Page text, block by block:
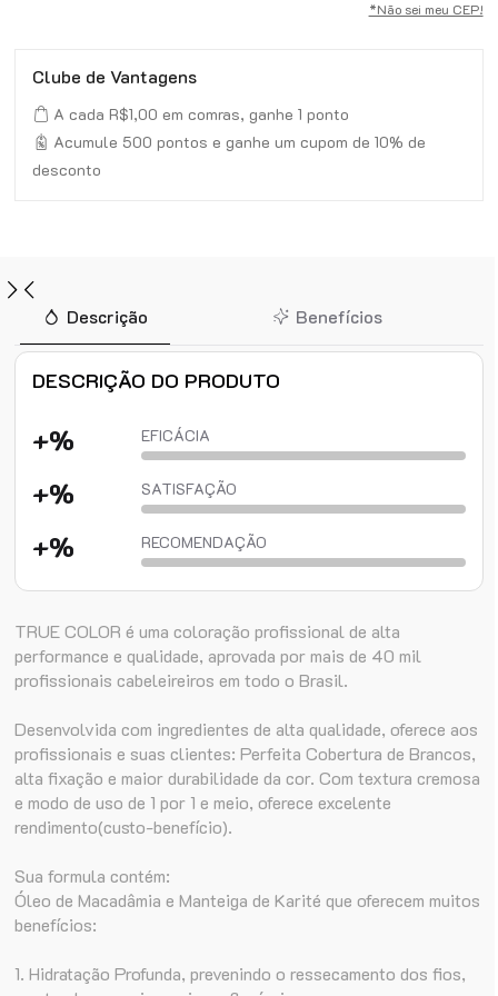
*Não sei meu CEP!
Clube de Vantagens
A cada R$1,00 em comras, ganhe 1 ponto
Acumule 500 pontos e ganhe um cupom de 10% de
desconto
Descrição Benefícios
DESCRIÇÃO DO PRODUTO
+% EFICÁCIA
+% SATISFAÇÃO
+% RECOMENDAÇÃO
TRUE COLOR é uma coloração profissional de alta
performance e qualidade, aprovada por mais de 40 mil
profissionais cabeleireiros em todo o Brasil.
Desenvolvida com ingredientes de alta qualidade, oferece aos
profissionais e suas clientes: Perfeita Cobertura de Brancos,
alta fixação e maior durabilidade da cor. Com textura cremosa
e modo de uso de 1 por 1 e meio, oferece excelente
rendimento(custo-benefício).
Sua formula contém:
Óleo de Macadâmia e Manteiga de Karité que oferecem muitos
benefícios:
1. Hidratação Profunda, prevenindo o ressecamento dos fios,